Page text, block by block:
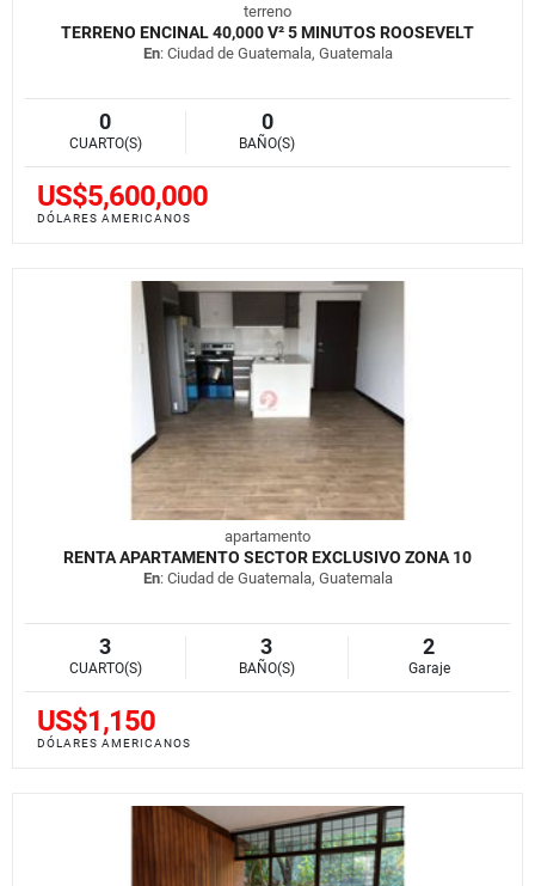
terreno
TERRENO ENCINAL 40,000 V² 5 MINUTOS ROOSEVELT
En: Ciudad de Guatemala, Guatemala
0
CUARTO(S)
0
BAÑO(S)
US$5,600,000
DÓLARES AMERICANOS
apartamento
RENTA APARTAMENTO SECTOR EXCLUSIVO ZONA 10
En: Ciudad de Guatemala, Guatemala
3
CUARTO(S)
3
BAÑO(S)
2
Garaje
US$1,150
DÓLARES AMERICANOS